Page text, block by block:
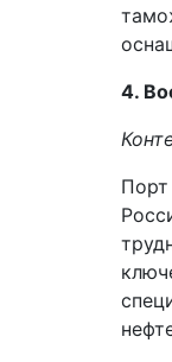
4.